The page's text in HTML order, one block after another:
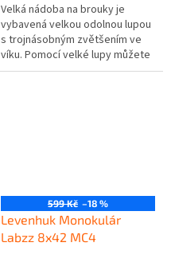
Velká nádoba na brouky je
vybavená velkou odolnou lupou
s trojnásobným zvětšením ve
víku. Pomocí velké lupy můžete
sledovat a studovat brouky,
599 Kč –18 %
Levenhuk Monokulár
Labzz 8x42 MC4